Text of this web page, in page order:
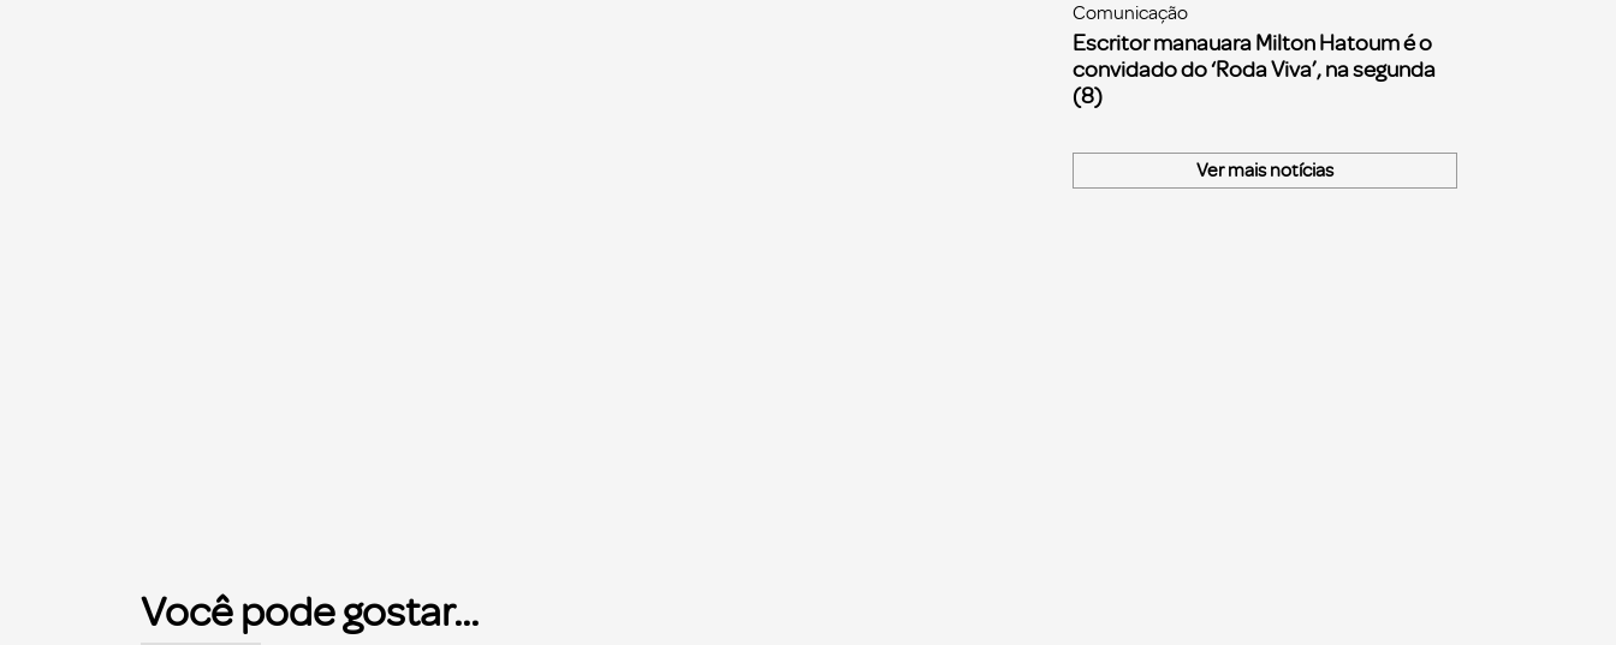
Comunicação
Escritor manauara Milton Hatoum é o
convidado do ‘Roda Viva’, na segunda
(8)
Ver mais notícias
Você pode gostar...